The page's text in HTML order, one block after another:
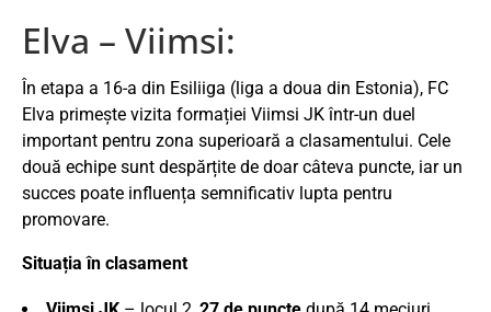
Elva – Viimsi:
În etapa a 16-a din Esiliiga (liga a doua din Estonia), FC
Elva primește vizita formației Viimsi JK într-un duel
important pentru zona superioară a clasamentului. Cele
două echipe sunt despărțite de doar câteva puncte, iar un
succes poate influența semnificativ lupta pentru
promovare.
Situația în clasament